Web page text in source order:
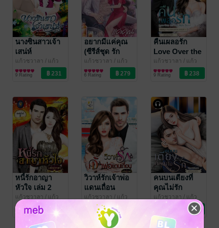
นางซินสาวเจ้า
เสน่ห์
แก้วชวาลา / แก้ว
ชวาลา (ไลต์ ออฟ
เลิฟ บุ๊คส์)
นิยายโรมานซ์
9 Rating
อยากมีแค่คุณ
(ซีรีส์ชุด รัก
เพียงคุณ ลำดับ
ที่ 1) (หนังสือ
แก้วชวาลา / แก้ว
ชวาลา (ไลต์ ออฟ
เลิฟ บุ๊คส์)
นิยายโรมานซ์
6 Rating
คืนเผลอรัก
Love Over the
One Night
Stand (ซีรีส์ชุด
ท่านประธานที่
(หนังสือเสียง)
แก้วชวาลา / แก้ว
ชวาลา (ไลต์ ออฟ
เลิฟ บุ๊คส์)
นิยายโรมานซ์
9 Rating
หนี้รักอาญา
หัวใจ เล่ม 2
แก้วชวาลา / แก้ว
ชวาลา (ไลต์ ออฟ
เลิฟ บุ๊คส์)
นิยายโรมานซ์
6 Rating
วิวาห์รักเจ้าพ่อ
แดนเถื่อน
แก้วชวาลา / แก้ว
ชวาลา (ไลต์ ออฟ
เลิฟ บุ๊คส์)
นิยายโรมานซ์
2 Rating
คนบนเตียงที่
คุณไม่รัก
(หนังสือเสียง)
แก้วชวาลา / แก้ว
ชวาลา (ไลต์ ออฟ
เลิฟ บุ๊คส์)
นิยายโรมานซ์
3 Rating